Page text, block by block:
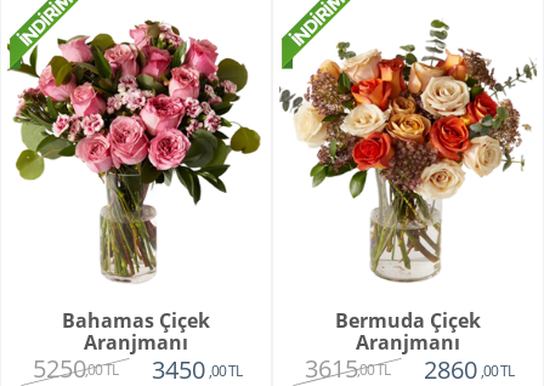
Bahamas Çiçek
Aranjmanı
5250,00 TL 3450 ,00 TL
Bermuda Çiçek
Aranjmanı
3615,00 TL 2860 ,00 TL